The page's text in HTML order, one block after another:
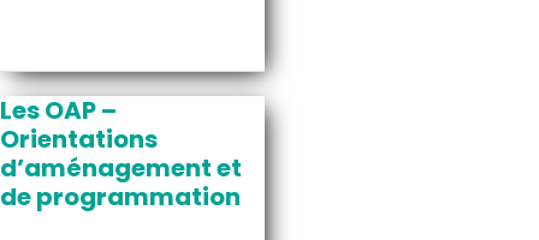
19
août
au
23
Les OAP –
Orientations
d’aménagement et
de programmation